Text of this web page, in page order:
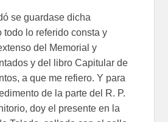
se guardase dicha
todo lo referido consta y
del Memorial y
y del libro Capitular de
a que me refiero. Y para
de la parte del R. P.
doy el presente en la